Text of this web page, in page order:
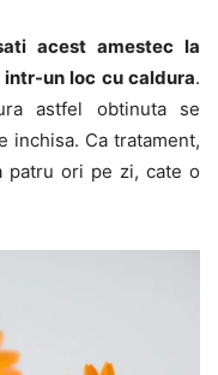
acest amestec la
un loc cu caldura.
astfel obtinuta se
inchisa. Ca tratament,
patru ori pe zi, cate o